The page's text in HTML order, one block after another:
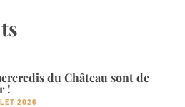
du Château sont de
!
2026